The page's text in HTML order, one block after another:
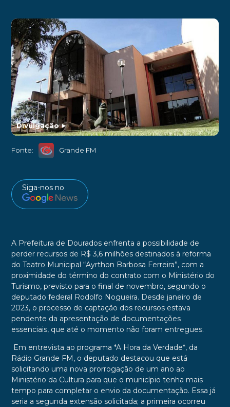
Divulgação►
Fonte: Grande FM
Siga-nos no
A Prefeitura de Dourados enfrenta a possibilidade de
perder recursos de R$ 3,6 milhões destinados à reforma
do Teatro Municipal “Ayrthon Barbosa Ferreira”, com a
proximidade do término do contrato com o Ministério do
Turismo, previsto para o final de novembro, segundo o
deputado federal Rodolfo Nogueira. Desde janeiro de
2023, o processo de captação dos recursos estava
pendente da apresentação de documentações
essenciais, que até o momento não foram entregues.
Em entrevista ao programa *A Hora da Verdade*, da
Rádio Grande FM, o deputado destacou que está
solicitando uma nova prorrogação de um ano ao
Ministério da Cultura para que o município tenha mais
tempo para completar o envio da documentação. Essa já
seria a segunda extensão solicitada; a primeira ocorreu